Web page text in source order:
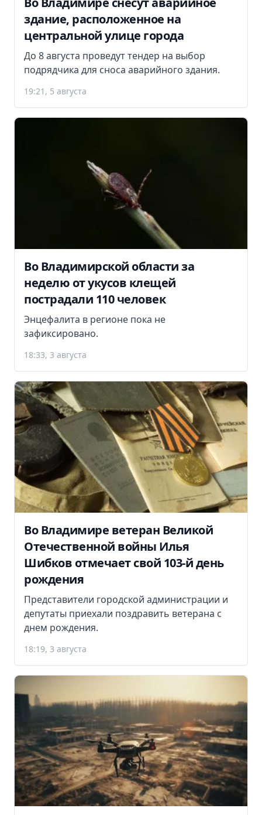
здание, расположенное на
центральной улице города
До 8 августа проведут тендер на выбор
подрядчика для сноса аварийного здания.
19:21, 5 августа
Во Владимирской области за
неделю от укусов клещей
пострадали 110 человек
Энцефалита в регионе пока не
зафиксировано.
18:33, 3 августа
Во Владимире ветеран Великой
Отечественной войны Илья
Шибков отмечает свой 103-й день
рождения
Представители городской администрации и
депутаты приехали поздравить ветерана с
днем рождения.
18:19, 3 августа